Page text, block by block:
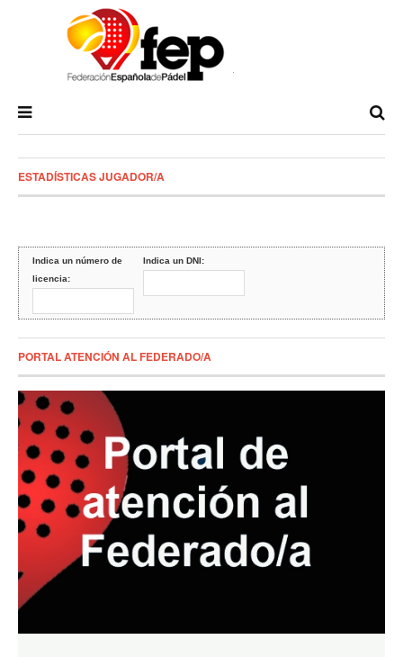
ESTADÍSTICAS JUGADOR/A
Indica un número de
licencia:
Indica un DNI:
PORTAL ATENCIÓN AL FEDERADO/A